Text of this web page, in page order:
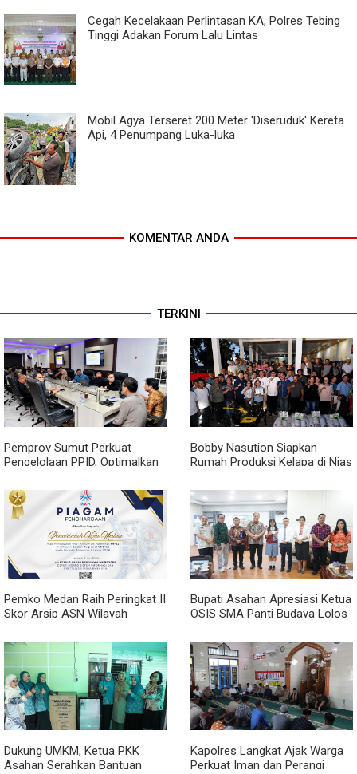
Cegah Kecelakaan Perlintasan KA, Polres Tebing
Tinggi Adakan Forum Lalu Lintas
Mobil Agya Terseret 200 Meter 'Diseruduk' Kereta
Api, 4 Penumpang Luka-luka
KOMENTAR ANDA
TERKINI
Pemprov Sumut Perkuat
Pengelolaan PPID, Optimalkan
Nomor 2 Tahun 2026
Bobby Nasution Siapkan
Rumah Produksi Kelapa di Nias
Pemko Medan Raih Peringkat II
Skor Arsip ASN Wilayah
Bupati Asahan Apresiasi Ketua
OSIS SMA Panti Budaya Lolos
Nasional
Dukung UMKM, Ketua PKK
Asahan Serahkan Bantuan
Kapolres Langkat Ajak Warga
Perkuat Iman dan Perangi